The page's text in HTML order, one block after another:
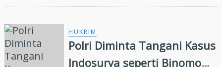
Raider 600/Modang
HUKRIM
Polri Diminta Tangani Kasus
Indosurya seperti Binomo